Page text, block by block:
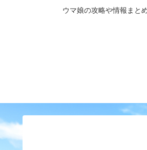
ウマ娘の攻略や情報まと